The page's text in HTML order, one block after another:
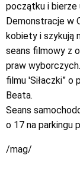
początku i bierze
Demonstracje w
kobiety i szykują
seans filmowy z
praw
filmu 'Siłaczki”
Beata.
Seans
o 17 na parkingu
/mag/